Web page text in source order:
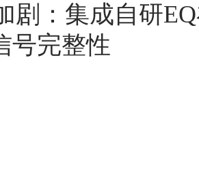
剧：集成自研
号完整性